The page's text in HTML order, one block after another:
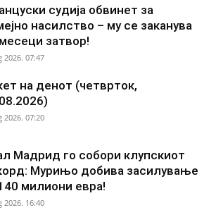
судија обвинет за
насилство – му се заканува
затвор!
2026. 07:47
на денот (четврток,
2026. 07:20
Мадрид го собори клупскиот
Мурињо добива засилување
милиони евра!
2026. 16:40